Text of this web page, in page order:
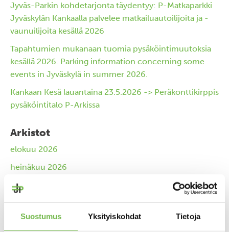
Suostumus Yksityiskohdat Tietoja
Jyväs-Parkin kohdetarjonta täydentyy: P-Matkaparkki
Jyväskylän Kankaalla palvelee matkailuautoilijoita ja -
vaunuilijoita kesällä 2026
Tapahtumien mukanaan tuomia pysäköintimuutoksia
kesällä 2026. Parking information concerning some
events in Jyväskylä in summer 2026.
Kankaan Kesä lauantaina 23.5.2026 -> Peräkonttikirppis
pysäköintitalo P-Arkissa
Arkistot
elokuu 2026
heinäkuu 2026
kesäkuu 2026
huhtikuu 2026
maaliskuu 2026